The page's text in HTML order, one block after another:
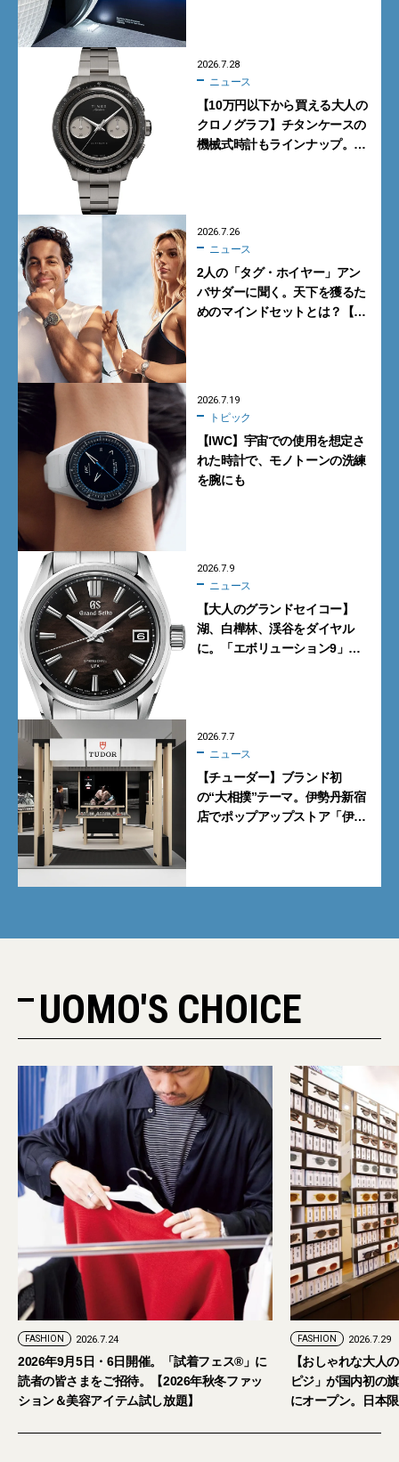
2026.7.28
ニュース
【10万円以下から買える大人の
クロノグラフ】チタンケースの
機械式時計もラインナップ。タ
2026.7.26
ニュース
2人の「タグ・ホイヤー」アン
バサダーに聞く。天下を獲るた
めのマインドセットとは？【イ
2026.7.19
トピック
【IWC】宇宙での使用を想定さ
れた時計で、モノトーンの洗練
を腕にも
2026.7.9
ニュース
【大人のグランドセイコー】
湖、白樺林、渓谷をダイヤル
に。「エボリューション9」の
2026.7.7
ニュース
【チューダー】ブランド初
の“大相撲”テーマ。伊勢丹新宿
店でポップアップストア「伊勢
UOMO'S CHOICE
FASHION 2026.7.24
2026年9月5日・6日開催。「試着フェス®︎」に
読者の皆さまをご招待。【2026年秋冬ファッ
ション＆美容アイテム試し放題】
FASHION 2026.7.29
【おしゃれな大人
ピジ」が国内初の
にオープン。日本